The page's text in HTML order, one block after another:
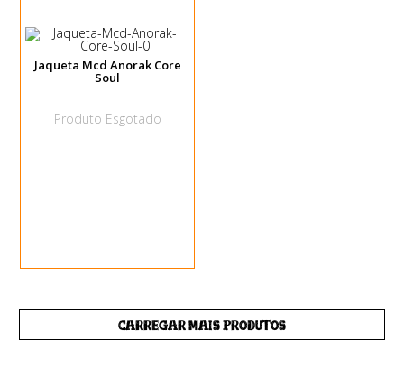
Jaqueta Mcd Anorak Core
Soul
Produto Esgotado
CARREGAR MAIS PRODUTOS